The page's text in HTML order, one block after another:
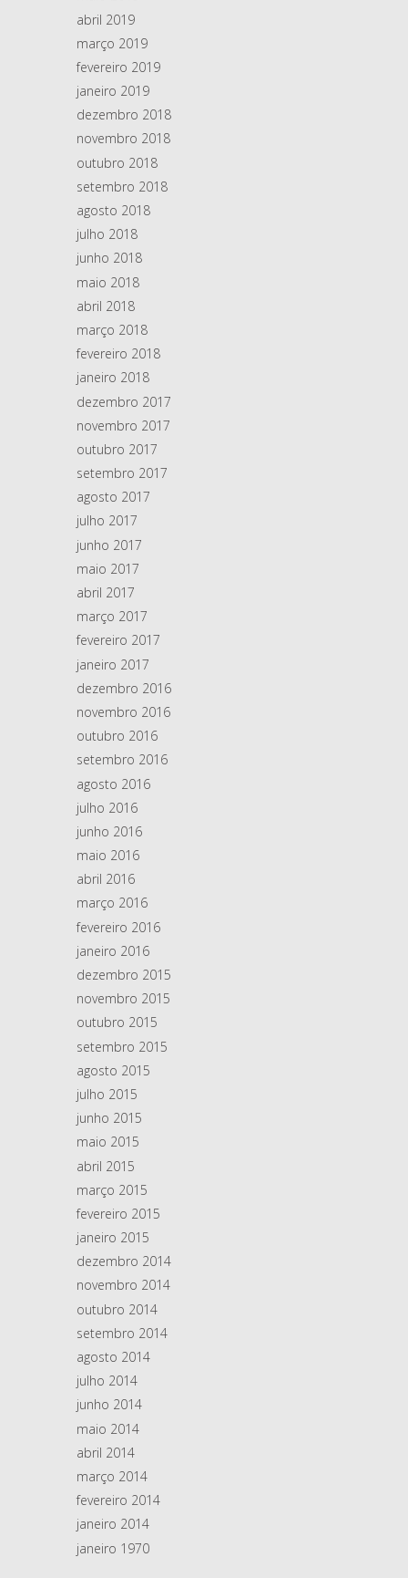
abril 2019
março 2019
fevereiro 2019
janeiro 2019
dezembro 2018
novembro 2018
outubro 2018
setembro 2018
agosto 2018
julho 2018
junho 2018
maio 2018
abril 2018
março 2018
fevereiro 2018
janeiro 2018
dezembro 2017
novembro 2017
outubro 2017
setembro 2017
agosto 2017
julho 2017
junho 2017
maio 2017
abril 2017
março 2017
fevereiro 2017
janeiro 2017
dezembro 2016
novembro 2016
outubro 2016
setembro 2016
agosto 2016
julho 2016
junho 2016
maio 2016
abril 2016
março 2016
fevereiro 2016
janeiro 2016
dezembro 2015
novembro 2015
outubro 2015
setembro 2015
agosto 2015
julho 2015
junho 2015
maio 2015
abril 2015
março 2015
fevereiro 2015
janeiro 2015
dezembro 2014
novembro 2014
outubro 2014
setembro 2014
agosto 2014
julho 2014
junho 2014
maio 2014
abril 2014
março 2014
fevereiro 2014
janeiro 2014
janeiro 1970